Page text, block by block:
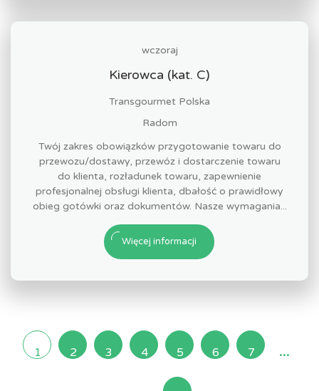
wczoraj
Kierowca (kat. C)
Transgourmet Polska
Radom
Twój zakres obowiązków przygotowanie towaru do
przewozu/dostawy, przewóz i dostarczenie towaru
do klienta, rozładunek towaru, zapewnienie
profesjonalnej obsługi klienta, dbałość o prawidłowy
obieg gotówki oraz dokumentów. Nasze wymagania...
Więcej informacji
1 2 3 4 5 6 7 ...